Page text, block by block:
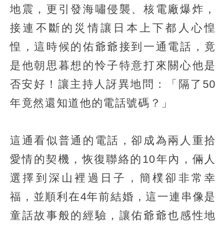
地震，更引發海嘯侵襲、核電廠爆炸，
接連不斷的災情讓日本上下都人心惶
惶，這時候的佑爺爺接到一通電話，竟
是他朝思暮想的怜子特意打來關心他是
否安好！讓主持人訝異地問：「隔了50
年竟然還知道他的電話號碼？」
這通看似普通的電話，卻成為兩人重拾
愛情的契機，恢復聯絡的10年內，倆人
選擇到深山裡過日子，簡樸卻非常幸
福，並順利在4年前結婚，這一連串像是
童話故事般的經驗，讓佑爺爺也感性地